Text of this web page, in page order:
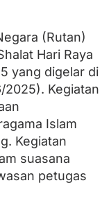
(Rutan)
Hari Raya
yang digelar di
2025). Kegiatan
Islam
Kegiatan
suasana
petugas